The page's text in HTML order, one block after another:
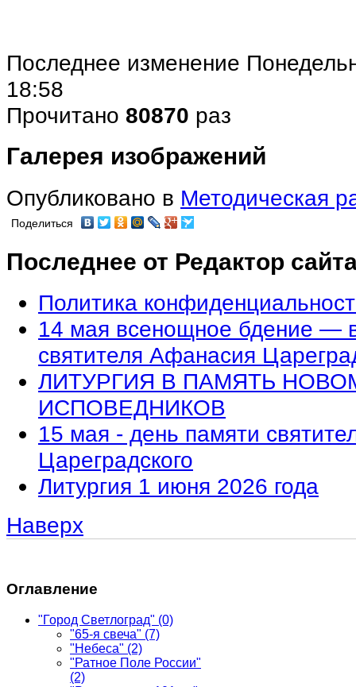
Последнее изменение
18:58
Прочитано 80870 раз
Галерея изображений
Опубликовано в Методическая
Поделиться
Последнее от Редактор
Политика
14 мая всенощное бдение —
святителя Афанасия
ЛИТУРГИЯ В ПАМЯТЬ
ИСПОВЕДНИКОВ
15 мая - день памяти
Цареградского
Литургия 1 июня 2026 года
Наверх
Оглавление
"Город Светлоград" (0)
"65-я свеча" (7)
"Небеса" (2)
"Ратное Поле России"
(2)